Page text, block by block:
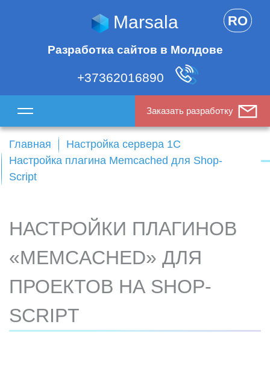
Marsala
Разработка сайтов в Молдове
+37362016890
RO
Заказать разработку
Главная
Настройка сервера 1С
Настройка плагина Memcached для Shop-
Script
НАСТРОЙКИ ПЛАГИНОВ
«MEMCACHED» ДЛЯ
ПРОЕКТОВ НА SHOP-
SCRIPT